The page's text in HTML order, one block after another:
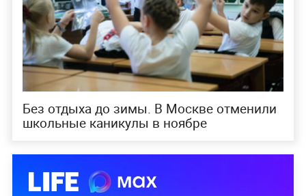
Без отдыха до зимы. В Москве отменили
школьные каникулы в ноябре